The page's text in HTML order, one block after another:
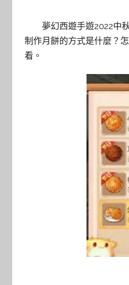
夢幻西遊手遊2022中
制作月餅的方式是什麼？
看。